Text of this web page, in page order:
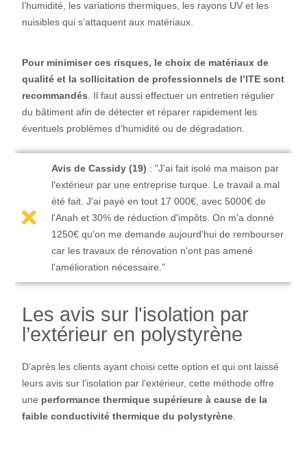
l’humidité, les variations thermiques, les rayons UV et les
nuisibles qui s’attaquent aux matériaux.
Pour minimiser ces risques, le choix de matériaux de
qualité et la sollicitation de professionnels de l’ITE sont
recommandés . Il faut aussi effectuer un entretien régulier
du bâtiment afin de détecter et réparer rapidement les
éventuels problèmes d’humidité ou de dégradation.
Avis de Cassidy (19) : "J'ai fait isolé ma maison par
l'extérieur par une entreprise turque. Le travail a mal
été fait. J'ai payé en tout 17 000€, avec 5000€ de
l'Anah et 30% de réduction d'impôts. On m'a donné
1250€ qu'on me demande aujourd'hui de rembourser
car les travaux de rénovation n'ont pas amené
l'amélioration nécessaire."
Les avis sur l'isolation par
l’extérieur en polystyrène
D’après les clients ayant choisi cette option et qui ont laissé
leurs avis sur l’isolation par l’extérieur, cette méthode offre
une performance thermique supérieure à cause de la
faible conductivité thermique du polystyrène.